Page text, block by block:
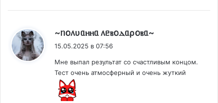
~ᥒ𐔖᥈υᥲⲏⲏᥲ ᥈ᥱⲃ𐔖ⲇᥲρ𐔖ⲃᥲ~
15.05.2025 в 07:56
Мне выпал результат со счастливым концом.
Тест очень атмосферный и очень жуткий